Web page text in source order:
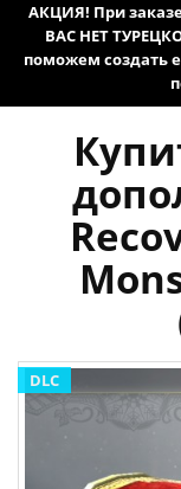
АКЦИЯ! При
ВАС НЕТ
поможем создать
DLC